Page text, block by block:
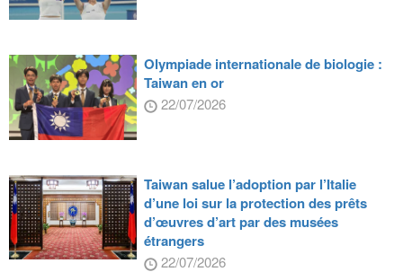
Olympiade internationale de biologie :
Taiwan en or
22/07/2026
Taiwan salue l’adoption par l’Italie
d’une loi sur la protection des prêts
d’œuvres d’art par des musées
étrangers
22/07/2026